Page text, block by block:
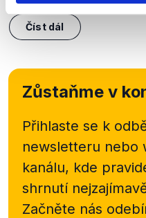
Číst dál
Zůstaňme v
Přihlaste se k
newsletteru nebo
kanálu, kde
shrnutí
Začněte nás